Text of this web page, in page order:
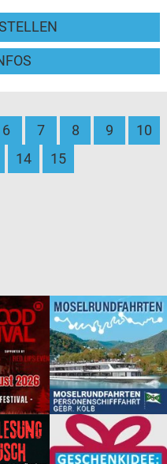
6 7 8 9
10
14 15